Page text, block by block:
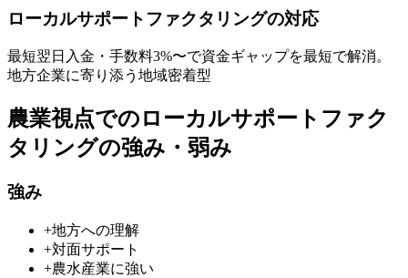
ローカルサポートファクタリングの対応
最短翌日 入金・手数料3%〜で資金ギャップを最短で解消。
地方企業に寄り添う地域密着型
農業視点でのローカルサポートファク
タリングの強み・弱み
強み
+地方への理解
+対面サポート
+農水産業に強い